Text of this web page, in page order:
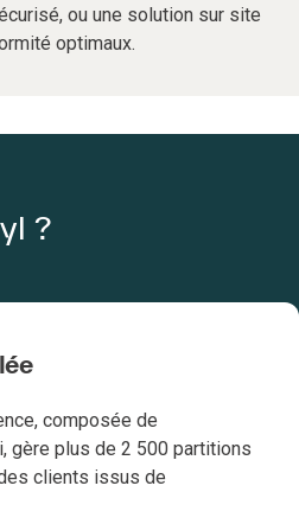
ou une solution sur site
optimaux.
?
composée de
gère plus de 2 500 partitions
clients issus de